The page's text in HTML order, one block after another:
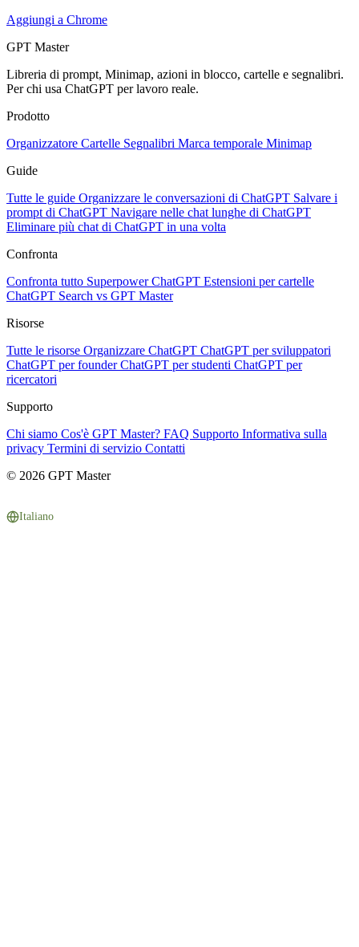
Aggiungi a Chrome
GPT Master
Libreria di prompt, Minimap, azioni in blocco, cartelle e segnalibri.
Per chi usa ChatGPT per lavoro reale.
Prodotto
Organizzatore Cartelle Segnalibri Marca temporale Minimap
Guide
Tutte le guide Organizzare le conversazioni di ChatGPT Salvare i
prompt di ChatGPT Navigare nelle chat lunghe di ChatGPT
Eliminare più chat di ChatGPT in una volta
Confronta
Confronta tutto Superpower ChatGPT Estensioni per cartelle
ChatGPT Search vs GPT Master
Risorse
Tutte le risorse Organizzare ChatGPT ChatGPT per sviluppatori
ChatGPT per founderChatGPT per studenti ChatGPT per
ricercatori
Supporto
Chi siamo Cos'è GPT Master? FAQ Supporto Informativa sulla
privacy Termini di servizio Contatti
© 2026 GPT Master
Italiano